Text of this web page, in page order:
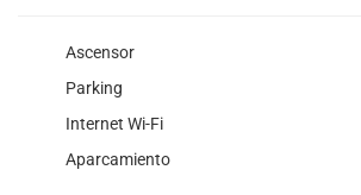
Ascensor
Parking
Internet Wi-Fi
Aparcamiento